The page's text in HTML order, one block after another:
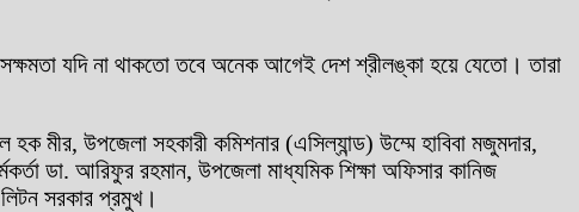
সক্ষমতা যদি না থাকতো তবে অনেক আগেই দেশ শ্রীলঙ্কা হয়ে যেতো। তারা
মীর, উপজেলা সহকারী কমিশনার (এসিল্যান্ড) উম্মে হাবিবা মজুমদার,
ডা. আরিফুর রহমান, উপজেলা মাধ্যমিক শিক্ষা অফিসার কানিজ
সরকার প্রমুখ।